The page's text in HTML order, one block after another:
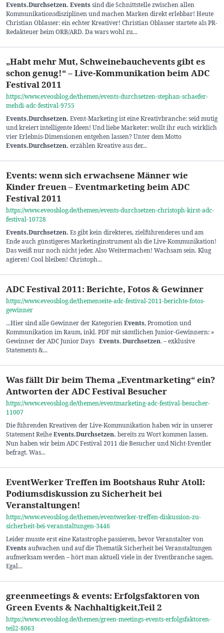
Events.Durchsetzen. Eventssind die Schnittstelle zwischen allen
Kommunikationsdisziplinen und machen Marken direkt erlebbar! Heute
Christian Oblasser: ein echter Kreativer! Christian Oblasser startete als PR-
Redakteuer beim ORB/ARD. Da wars wohl zu...
„Habt mehr Mut, Schweinebauchevents gibt es
schon genug!“ – Live-Kommunikation beim ADC
Festival 2011
https://www.eveosblog.de/themen/events-durchsetzen-stephan-schaefer-
mehdi-adc-festival-9755
Events.Durchsetzen. Event-Marketing ist eine Kreativbranche: seid mutig
und kreiert intelligente Ideen! Und liebe Marketer: wollt ihr euch wirklich
vier Erlebnis-Dimensionen entgehen lassen? Unter dem Motto
Events.Durchsetzen. erzählen Kreative aus der...
Events: wenn sich erwachsene Männer wie
Kinder freuen – Eventmarketing beim ADC
Festival 2011
https://www.eveosblog.de/themen/events-durchsetzen-christoph-kirst-adc-
festival-10728
Events.Durchsetzen. Es gibt kein direkteres, zielführenderes und am
Ende auch günstigeres Marketinginstrument als die Live-Kommunikation!
Das weiß nur noch nicht jeder. Also Weitermachen! Wachsam sein. Klug
agieren! Cool bleiben! Christoph...
ADC Festival 2011: Berichte, Fotos & Gewinner
https://www.eveosblog.de/themenseite-adc-festival-2011-berichte-fotos-
gewinner
...Hier sind alle Gewinner der KategorienEvents, Promotion und
Kommunikation im Raum, inkl. PDF mit sämtlichen Junior-Gewinnern: »
Gewinner der ADC Junior Days Events.Durchsetzen. – exklusive
Statements &...
Was fällt Dir beim Thema „Eventmarketing“ ein?
Antworten der ADC Festival Besucher
https://www.eveosblog.de/themen/eventmarketing-adc-festival-besucher-
11007
Die führenden Kreativen der Live-Kommunikation haben wir in unserer
Statement ReiheEvents.Durchsetzen. bereits zu Wort kommen lassen.
Nun haben wir beim ADC Festival 2011 die Besucher und Nicht-Eventler
befragt. Was...
EventWerker Treffen im Bootshaus Ruhr Atoll:
Podiumsdiskussion zu Sicherheit bei
Veranstaltungen!
https://www.eveosblog.de/themen/eventwerker-treffen-diskussion-zu-
sicherheit-bei-veranstaltungen-3446
Leider musste erst eine Katastrophe passieren, bevor Veranstalter von
Eventsaufwachen und auf die Thematik Sicherheit bei Veranstaltungen
aufmerksam werden – hört man aktuell viele in der Eventbranche sagen.
Egal...
greenmeetings & events: Erfolgsfaktoren von
Green Events & Nachhaltigkeit,Teil 2
https://www.eveosblog.de/themen/green-meetings-events-erfolgsfaktoren-
teil2-8063